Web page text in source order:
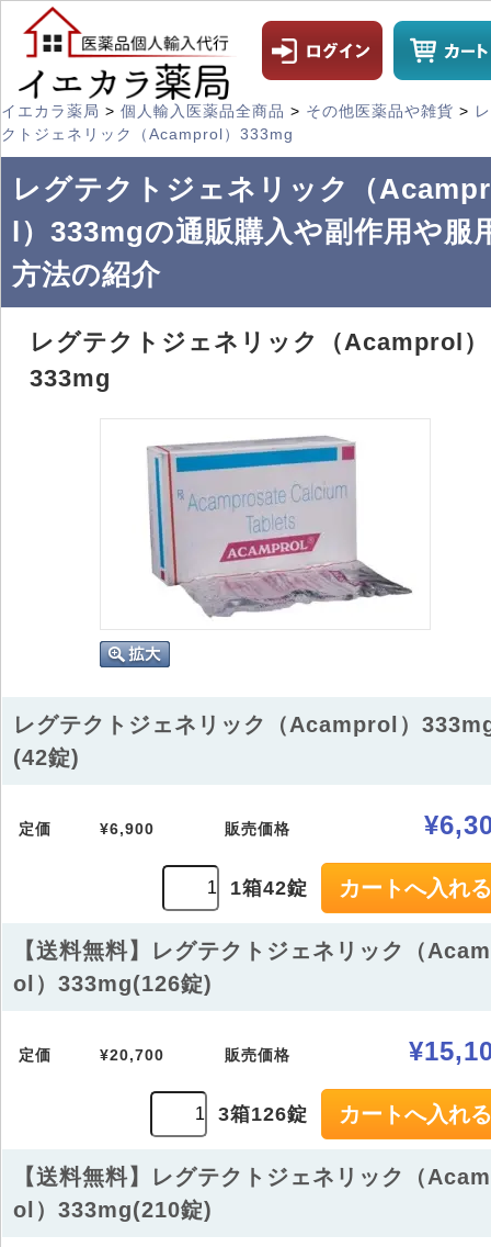
イエカラ薬局 > 個人輸入医薬品全商品 > その他医薬品や雑貨 >
クトジェネリック（Acamprol）333mg
レグテクトジェネリック（
l）333mgの通販購入や副作用や服
方法の紹介
レグテクトジェネリック（Acamprol）
333mg
レグテクトジェネリック（Acamprol）
(42錠)
定価 ¥6,900 販売価格
1箱42錠
【送料無料】レグテクトジェネリック（
ol）333mg(126錠)
定価 ¥20,700 販売価格
3箱126錠
【送料無料】レグテクトジェネリック（
ol）333mg(210錠)